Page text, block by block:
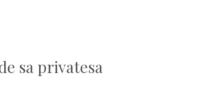
sa privatesa